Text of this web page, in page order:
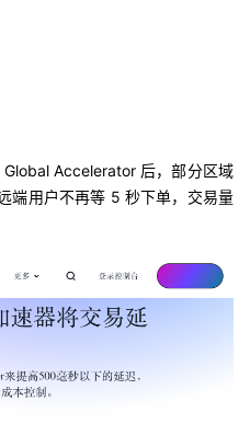
Accelerator 后，部分区域
端用户不再等 5 秒下单，交易量